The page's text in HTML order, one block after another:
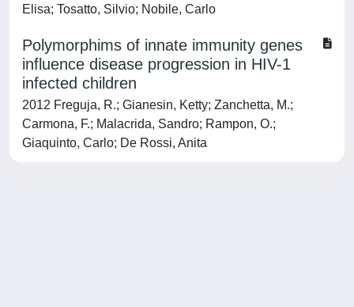
Elisa; Tosatto, Silvio; Nobile, Carlo
Polymorphims of innate immunity genes
influence disease progression in HIV-1
infected children
2012 Freguja, R.; Gianesin, Ketty; Zanchetta, M.;
Carmona, F.; Malacrida, Sandro; Rampon, O.;
Giaquinto, Carlo; De Rossi, Anita